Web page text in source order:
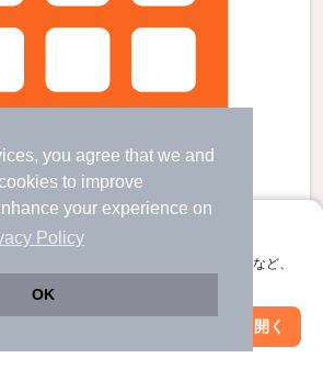
you agree that we and
to improve
your experience on
Policy
OK
えて、サクサクお部屋探し
すぐ使える。マップ検索やお気に入り保存など、
アプリを開く
絞り込み条件を変更